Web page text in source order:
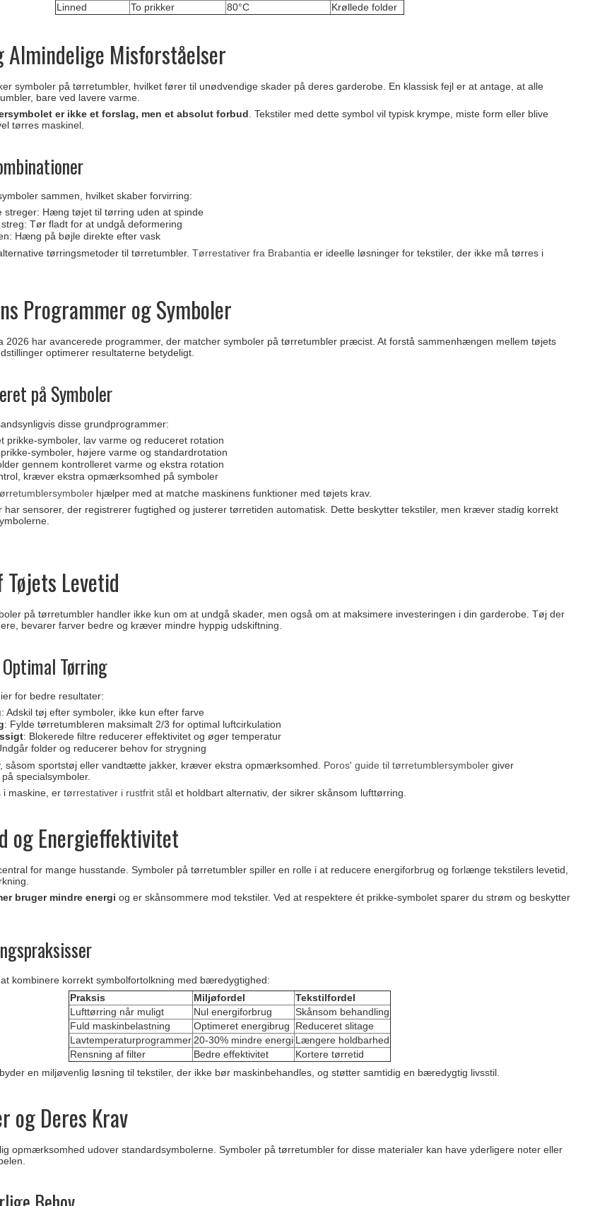
Linned
To prikker 80°C Krøllede folder
Almindelige Misforståelser
symboler på tørretumbler, hvilket fører til unødvendige skader på deres garderobe. En klassisk fejl er at antage, at alle
bare ved lavere varme.
er ikke et forslag, men et absolut forbud . Tekstiler med dette symbol vil typisk krympe, miste form eller blive
tørres maskinel.
sammen, hvilket skaber forvirring:
streger: Hæng tøjet til tørring uden at spinde
Tør fladt for at undgå deformering
Hæng på bøjle direkte efter vask
tørringsmetoder til tørretumbler.Tørrestativer fra Brabantia er ideelle løsninger for tekstiler, der ikke må tørres i
Programmer og Symboler
2026 har avancerede programmer, der matcher symboler på tørretumbler præcist. At forstå sammenhængen mellem tøjets
optimerer resultaterne betydeligt.
på Symboler
disse grundprogrammer:
prikke-symboler, lav varme og reduceret rotation
symboler, højere varme og standardrotation
gennem kontrolleret varme og ekstra rotation
kræver ekstra opmærksomhed på symboler
hjælper med at matche maskinens funktioner med tøjets krav.
har sensorer, der registrerer fugtighed og justerer tørretiden automatisk. Dette beskytter tekstiler, men kræver stadig korrekt
Levetid
på tørretumbler handler ikke kun om at undgå skader, men også om at maksimere investeringen i din garderobe. Tøj der
bevarer farver bedre og kræver mindre hyppig udskiftning.
Tørring
for bedre resultater:
: Adskil tøj efter symboler, ikke kun efter farve
: Fylde tørretumbleren maksimalt 2/3 for optimal luftcirkulation
: Blokerede filtre reducerer effektivitet og øger temperatur
folder og reducerer behov for strygning
såsom sportstøj eller vandtætte jakker, kræver ekstra opmærksomhed. Poros' guide til tørretumblersymboler giver
specialsymboler.
i maskine, ertørrestativer i rustfrit stål et holdbart alternativ, der sikrer skånsom lufttørring.
og Energieffektivitet
for mange husstande. Symboler på tørretumbler spiller en rolle i at reducere energiforbrug og forlænge tekstilers levetid,
bruger mindre energi og er skånsommere mod tekstiler. Ved at respektere ét prikke-symbolet sparer du strøm og beskytter
kombinere korrekt symbolfortolkning med bæredygtighed:
Praksis
Miljøfordel
Tekstilfordel
Lufttørring når muligt
Nul energiforbrug
Skånsom behandling
Fuld maskinbelastning
Optimeret energibrug
Reduceret slitage
Lavtemperaturprogrammer 20-30% mindre energi Længere holdbarhed
Rensning af filter
Bedre effektivitet
Kortere tørretid
en miljøvenlig løsning til tekstiler, der ikke bør maskinbehandles, og støtter samtidig en bæredygtig livsstil.
og Deres Krav
opmærksomhed udover standardsymbolerne. Symboler på tørretumbler for disse materialer kan have yderligere noter eller